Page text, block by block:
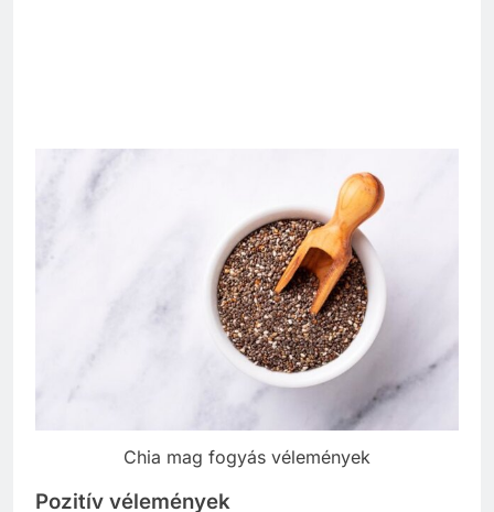
Chia mag fogyás vélemények
Pozitív vélemények